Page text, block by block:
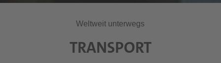
Weltweit unterwegs
TRANSPORT